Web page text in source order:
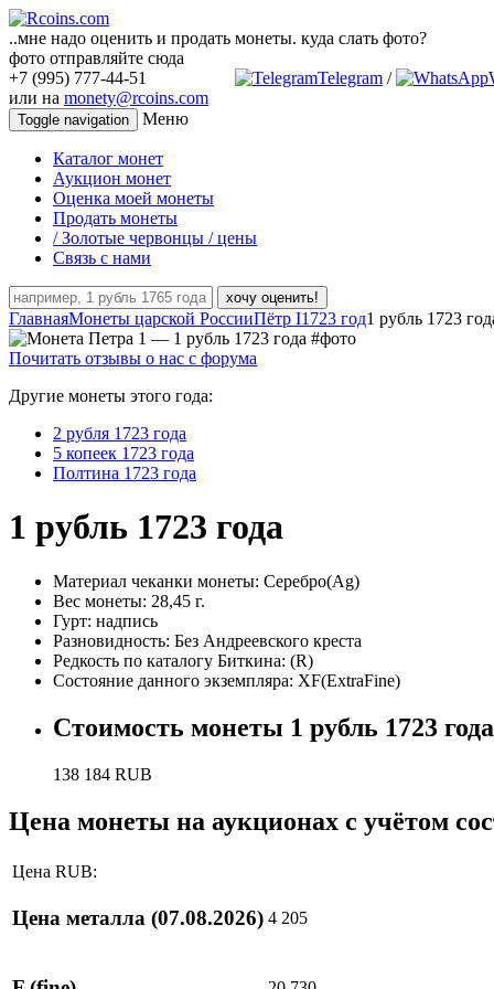
..мне надо оценить и продать монеты. куда слать фото?
фото отправляйте сюда
+7 (995) 777-44-51
Telegram /
или на monety@rcoins.com
Toggle navigation Меню
Каталог монет
Аукцион монет
Оценка моей монеты
Продать монеты
/ Золотые червонцы / цены
Связь с нами
хочу оценить!
ГлавнаяМонеты царской РоссииПётр I1723 год1 рубль 1723
Почитать отзывы о нас с форума
Другие монеты этого года:
2 рубля 1723 года
5 копеек 1723 года
Полтина 1723 года
1 рубль 1723 года
Материал чеканки монеты: Серебро(Ag)
Вес монеты: 28,45 г.
Гурт: надпись
Разновидность: Без Андреевского креста
Редкость по каталогу Биткина: (R)
Состояние данного экземпляра: XF(ExtraFine)
Стоимость монеты 1 рубль 1723 года
138 184 RUB
Цена монеты на аукционах с учётом
Цена RUB:
Цена металла (07.08.2026) 4 205